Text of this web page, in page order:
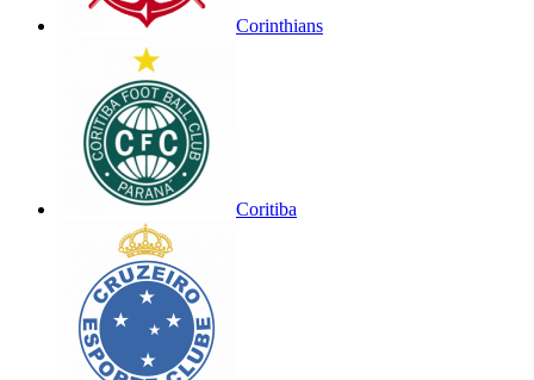
Corinthians
Coritiba